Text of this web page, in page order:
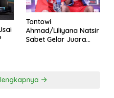
Tontowi
Ahmad/Liliyana Natsir
Sabet Gelar Juara